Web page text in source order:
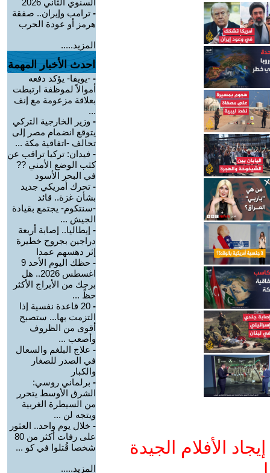
الأفلام الجيدة
السنوي الثاني 2026
- ترامب وإيران.. صفقة
هرمز أو عودة الحرب
المزيد.....
احدث الأخبار المهمة
- -يويفا- يؤكد دفعه
أموالاً لموظفة ارتبطت
بعلاقة مزعومة مع إنف
...
- وزير الخارجية التركي
يتوقع انضمام مصر إلى
تحالف -اتفاقية مكة ...
- فيدان: تركيا تراقب عن
كثب الوضع الأمني ??
في البحر الأسود
- تحرك أمريكي جديد
بشأن غزة.. قائد
-سنتكوم- يجتمع بقيادة
الجيش ...
- إيطاليا.. إصابة أربعة
دراجين بجروح خطيرة
إثر دهسهم عمدا
-
حظك اليوم الأحد 9
اغسطس 2026.. هل
برجك من الأبراج الأكثر
حظً ...
-
20 قاعدة نفسية إذا
التزمت بها... ستصبح
أقوى من الظروف
وأصعب ...
- علاج البلغم والسعال
في الصدر للصغار
والكبار
- برلماني روسي:
الشرق الأوسط يتحرر
من السيطرة الغربية
ويتجه لن ...
- خلال يوم واحد.. العثور
على رفات أكثر من 80
شخصا قُتلوا في كو ...
المزيد.....